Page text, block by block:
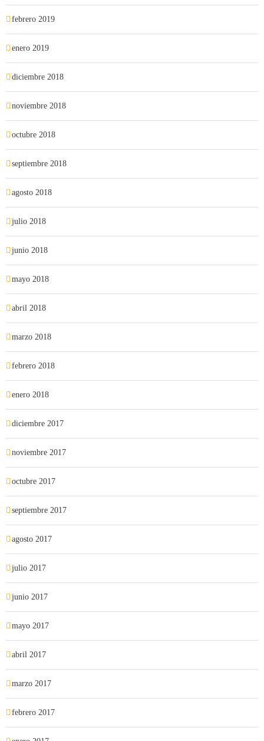
febrero 2019
enero 2019
diciembre 2018
noviembre 2018
octubre 2018
septiembre 2018
agosto 2018
julio 2018
junio 2018
mayo 2018
abril 2018
marzo 2018
febrero 2018
enero 2018
diciembre 2017
noviembre 2017
octubre 2017
septiembre 2017
agosto 2017
julio 2017
junio 2017
mayo 2017
abril 2017
marzo 2017
febrero 2017